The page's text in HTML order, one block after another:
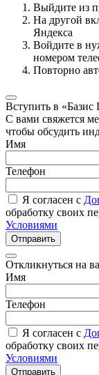
Выйдите из
На другой
Яндекса
Войдите в
номером
Повторно
Вступить в
С вами свяжется
чтобы обсудить
Имя
Телефон
Я согласен с
обработку своих
Условиями
Отправить
Откликнуться на
Имя
Телефон
Я согласен с
обработку своих
Условиями
Отправить